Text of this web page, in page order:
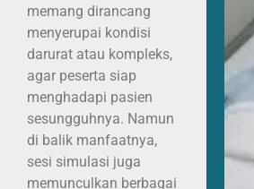
memang dirancang
menyerupai kondisi
darurat atau kompleks,
agar peserta siap
menghadapi pasien
sesungguhnya. Namun
di balik manfaatnya,
sesi simulasi juga
memunculkan berbagai